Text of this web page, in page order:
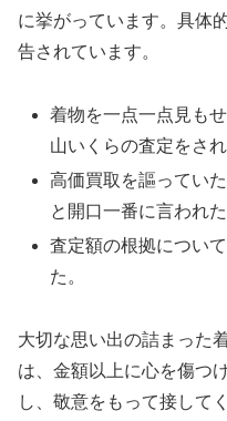
に挙がっています。具体
告されています。
着物を一点一点見も
山いくらの査定をされ
高価買取を謳ってい
と開口一番に言われた
査定額の根拠につい
た。
大切な思い出の詰まった
は、金額以上に心を傷つ
し、敬意をもって接して